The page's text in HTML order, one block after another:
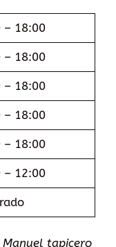
– 18:00
– 18:00
– 18:00
– 18:00
– 18:00
– 12:00
tapicero